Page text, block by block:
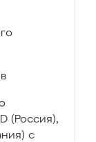
(Россия),
с